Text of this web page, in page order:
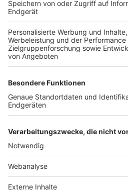
TOP-VEREINE
TOP-PARTNER
Nutzungsbedingungen